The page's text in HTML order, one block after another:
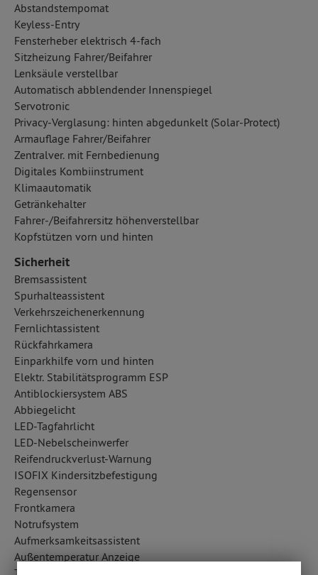
Abstandstempomat
Keyless-Entry
Fensterheber elektrisch 4-fach
Sitzheizung Fahrer/Beifahrer
Lenksäule verstellbar
Automatisch abblendender Innenspiegel
Servotronic
Privacy-Verglasung: hinten abgedunkelt (Solar-Protect)
Armauflage Fahrer/Beifahrer
Zentralver. mit Fernbedienung
Digitales Kombiinstrument
Klimaautomatik
Getränkehalter
Fahrer-/Beifahrersitz höhenverstellbar
Kopfstützen vorn und hinten
Sicherheit
Bremsassistent
Spurhalteassistent
Verkehrszeichenerkennung
Fernlichtassistent
Rückfahrkamera
Einparkhilfe vorn und hinten
Elektr. Stabilitätsprogramm ESP
Antiblockiersystem ABS
Abbiegelicht
LED-Tagfahrlicht
LED-Nebelscheinwerfer
Reifendruckverlust-Warnung
ISOFIX Kindersitzbefestigung
Regensensor
Frontkamera
Notrufsystem
Aufmerksamkeitsassistent
Außentemperatur Anzeige